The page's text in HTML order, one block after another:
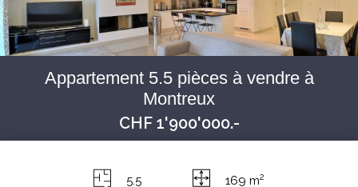
Appartement 5.5 pièces à vendre à
Montreux
CHF 1'900'000.-
5.5 169 m2